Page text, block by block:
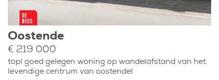
Oostende
€ 219 000
top! goed gelegen woning op wandelafstand van het
levendige centrum van oostende!